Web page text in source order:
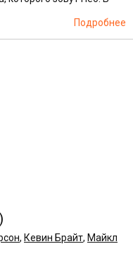
Подробнее
, Кевин Брайт, Майкл